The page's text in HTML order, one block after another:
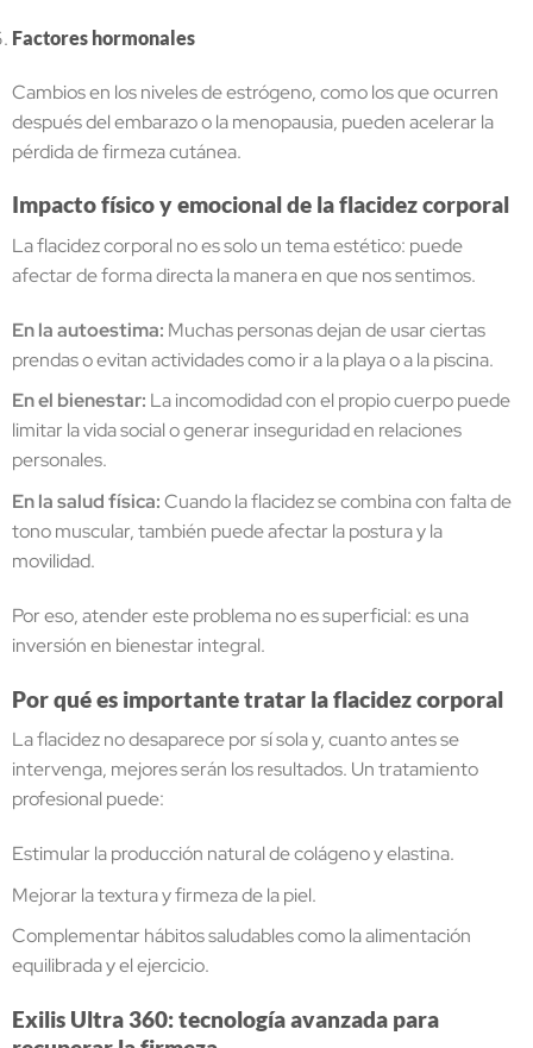
Factores hormonales
Cambios en los niveles de estrógeno, como los que ocurren
después del embarazo o la menopausia, pueden acelerar la
pérdida de firmeza cutánea.
Impacto físico y emocional de la flacidez corporal
La flacidez corporal no es solo un tema estético: puede
afectar de forma directa la manera en que nos sentimos.
En la autoestima: Muchas personas dejan de usar ciertas
prendas o evitan actividades como ir a la playa o a la piscina.
En el bienestar: La incomodidad con el propio cuerpo puede
limitar la vida social o generar inseguridad en relaciones
personales.
En la salud física:Cuando la flacidez se combina con falta de
tono muscular, también puede afectar la postura y la
movilidad.
Por eso, atender este problema no es superficial: es una
inversión en bienestar integral.
Por qué es importante tratar la flacidez corporal
La flacidez no desaparece por sí sola y, cuanto antes se
intervenga, mejores serán los resultados. Un tratamiento
profesional puede:
Estimular la producción natural de colágeno y elastina.
Mejorar la textura y firmeza de la piel.
Complementar hábitos saludables como la alimentación
equilibrada y el ejercicio.
Exilis Ultra 360: tecnología avanzada para